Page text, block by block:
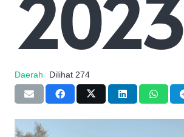
2023
Daerah Dilihat 274